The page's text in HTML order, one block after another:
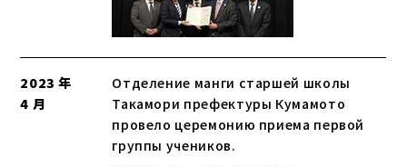
2023 年
4 月
Отделение манги старшей школы
Такамори префектуры Кумамото
провело церемонию приема первой
группы учеников.